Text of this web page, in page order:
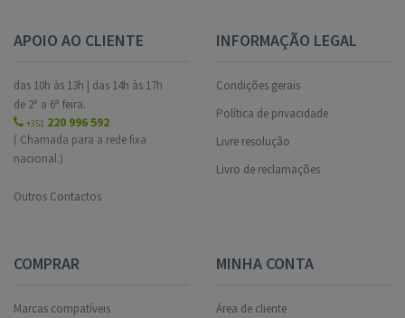
APOIO AO CLIENTE
das 10h às 13h | das 14h às 17h
de 2ª a 6ª feira.
+351 220 996 592
( Chamada para a rede fixa
nacional.)
Outros Contactos
INFORMAÇÃO LEGAL
Condições gerais
Política de privacidade
Livre resolução
Livro de reclamações
COMPRAR
Marcas compatíveis
MINHA CONTA
Área de cliente